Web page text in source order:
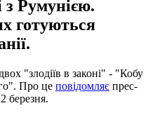
з Румунією.
готуються
"злодіїв в законі" - "Кобу
Про це повідомляє прес-
березня.